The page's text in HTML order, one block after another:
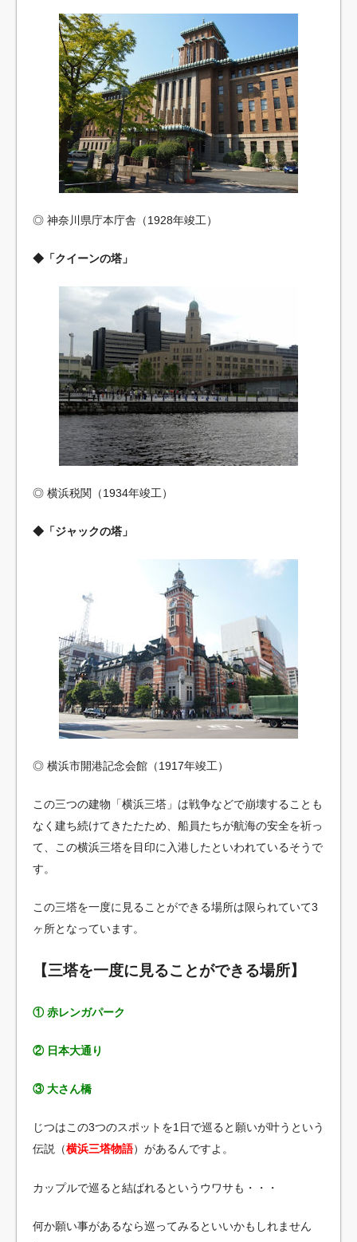
◎ 神奈川県庁本庁舎（1928年竣工）
◆「クイーンの塔」
◎ 横浜税関（1934年竣工）
◆「ジャックの塔」
◎ 横浜市開港記念会館（1917年竣工）
この三つの建物「横浜三塔」は戦争などで崩壊することも
なく建ち続けてきたたため、船員たちが航海の安全を祈っ
て、この横浜三塔を目印に入港したといわれているそうで
す。
この三塔を一度に見ることができる場所は限られていて3
ヶ所となっています。
【三塔を一度に見ることができる場所】
① 赤レンガパーク
② 日本大通り
③ 大さん橋
じつはこの3つのスポットを1日で巡ると願いが叶うという
伝説（横浜三塔物語）があるんですよ。
カップルで巡ると結ばれるというウワサも・・・
何か願い事があるなら巡ってみるといいかもしれません